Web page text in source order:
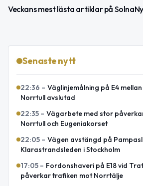
Veckans mest lästa artiklar på
Senaste nytt
22:36 – Väglinjemålning på E4
Norrtull avslutad
22:35 – Vägarbete med stor
Norrtull och Eugeniakorset
22:05 – Vägen avstängd på
Klarastrandsleden i Stockholm
17:05 – Fordonshaveri på E18 vid
påverkar trafiken mot Norrtälje